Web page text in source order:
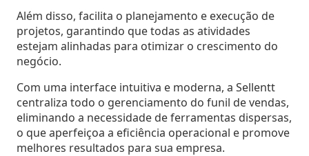
Além disso, facilita o planejamento e execução de
projetos, garantindo que todas as atividades
estejam alinhadas para otimizar o crescimento do
negócio.
Com uma interface intuitiva e moderna, a Sellentt
centraliza todo o gerenciamento do funil de vendas,
eliminando a necessidade de ferramentas dispersas,
o que aperfeiçoa a eficiência operacional e promove
melhores resultados para sua empresa.